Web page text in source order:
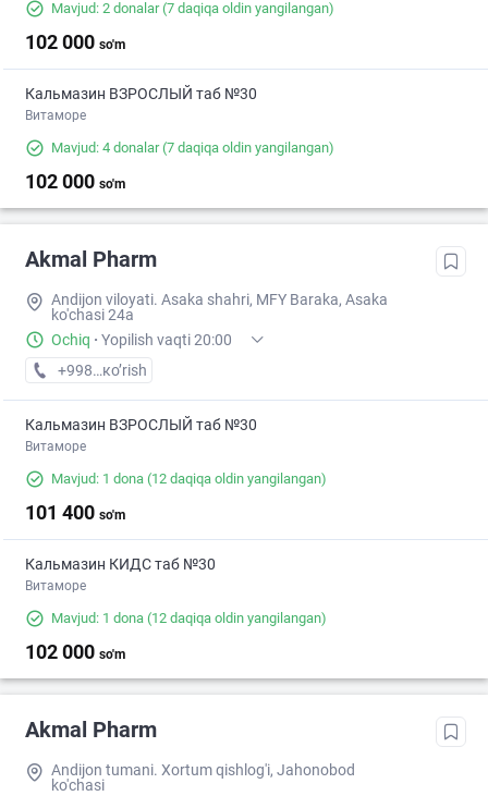
Mavjud: 2 donalar(7 daqiqa oldin yangilangan)
102 000 so'm
Кальмазин ВЗРОСЛЫЙ таб №30
Витаморе
Mavjud: 4 donalar(7 daqiqa oldin yangilangan)
102 000 so'm
Akmal Pharm
Andijon viloyati. Asaka shahri, MFY Baraka, Asaka
ko'chasi 24a
Ochiq · Yopilish vaqti 20:00
+998 (88) XXX-XX-XX
кo’rish
Кальмазин ВЗРОСЛЫЙ таб №30
Витаморе
Mavjud: 1 dona (12 daqiqa oldin yangilangan)
101 400 so'm
Кальмазин КИДС таб №30
Витаморе
Mavjud: 1 dona (12 daqiqa oldin yangilangan)
102 000 so'm
Akmal Pharm
Andijon tumani. Xortum qishlog'i, Jahonobod
ko'chasi